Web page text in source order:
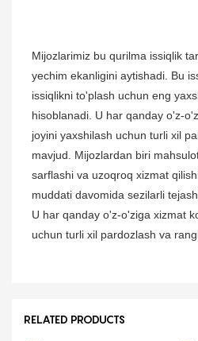
Mijozlarimiz bu qurilma issiqlik
yechim ekanligini aytishadi. Bu
issiqlikni to'plash uchun eng
hisoblanadi. U har qanday o'z-
joyini yaxshilash uchun turli xil
mavjud. Mijozlardan biri
sarflashi va uzoqroq xizmat
muddati davomida sezilarli
U har qanday o'z-o'ziga xizmat
uchun turli xil pardozlash va
RELATED PRODUCTS